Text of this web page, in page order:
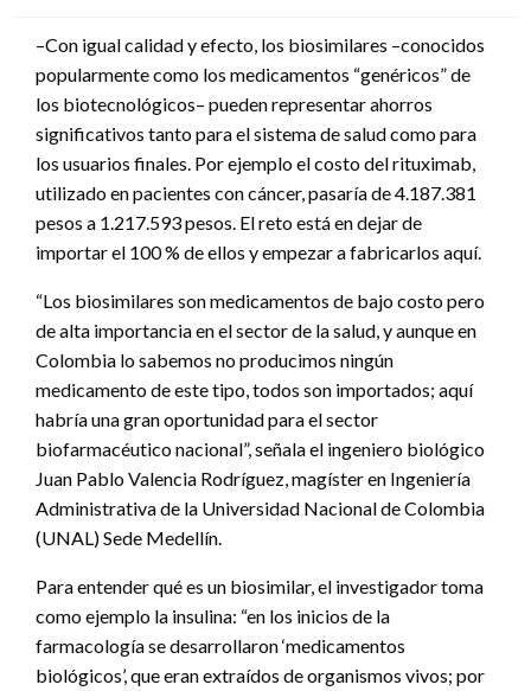
–Con igual calidad y efecto, los biosimilares –conocidos
popularmente como los medicamentos “genéricos” de
los biotecnológicos– pueden representar ahorros
significativos tanto para el sistema de salud como para
los usuarios finales. Por ejemplo el costo del rituximab,
utilizado en pacientes con cáncer, pasaría de 4.187.381
pesos a 1.217.593 pesos. El reto está en dejar de
importar el 100 % de ellos y empezar a fabricarlos aquí.
“Los biosimilares son medicamentos de bajo costo pero
de alta importancia en el sector de la salud, y aunque en
Colombia lo sabemos no producimos ningún
medicamento de este tipo, todos son importados; aquí
habría una gran oportunidad para el sector
biofarmacéutico nacional”, señala el ingeniero biológico
Juan Pablo Valencia Rodríguez, magíster en Ingeniería
Administrativa de la Universidad Nacional de Colombia
(UNAL) Sede Medellín.
Para entender qué es un biosimilar, el investigador toma
como ejemplo la insulina: “en los inicios de la
farmacología se desarrollaron ‘medicamentos
biológicos’, que eran extraídos de organismos vivos; por